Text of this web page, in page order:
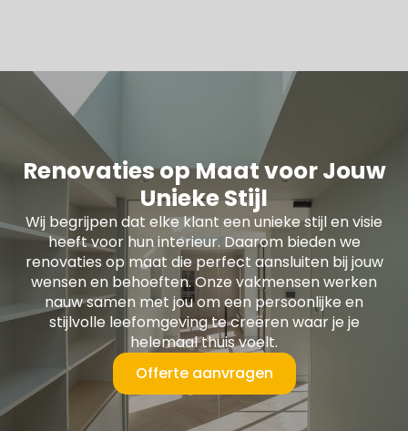
Renovaties op Maat voor Jouw
Unieke Stijl
Wij begrijpen dat elke klant een unieke stijl en visie
heeft voor hun interieur. Daarom bieden we
renovaties op maat die perfect aansluiten bij jouw
wensen en behoeften. Onze vakmensen werken
nauw samen met jou om een persoonlijke en
stijlvolle leefomgeving te creëren waar je je
helemaal thuis voelt.
Offerte aanvragen